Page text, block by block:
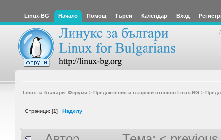
Linux-BG Начало Помощ Търси Календар Вход
Linux за българи: Форуми> Предложения и въпроси относно Linux-BG >
Страници: [1] Надолу